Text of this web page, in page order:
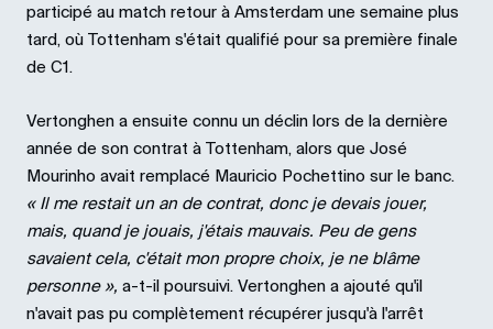
participé au match retour à Amsterdam une semaine plus
tard, où Tottenham s'était qualifié pour sa première finale
de C1.
Vertonghen a ensuite connu un déclin lors de la dernière
année de son contrat à Tottenham, alors que José
Mourinho avait remplacé Mauricio Pochettino sur le banc.
« Il me restait un an de contrat, donc je devais jouer,
mais, quand je jouais, j'étais mauvais. Peu de gens
savaient cela, c'était mon propre choix, je ne blâme
personne », a-t-il poursuivi. Vertonghen a ajouté qu'il
n'avait pas pu complètement récupérer jusqu'à l'arrêt